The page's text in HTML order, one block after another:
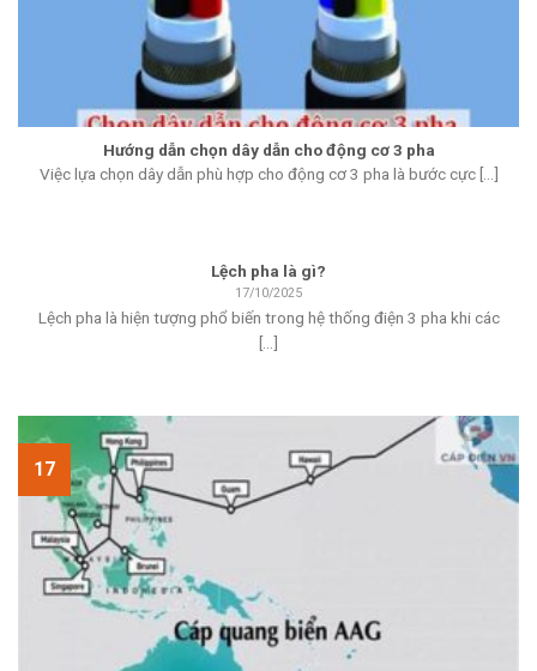
Hướng dẫn chọn dây dẫn cho động cơ 3 pha
Việc lựa chọn dây dẫn phù hợp cho động cơ 3 pha là bước cực [...]
Lệch pha là gì?
17/10/2025
Lệch pha là hiện tượng phổ biến trong hệ thống điện 3 pha khi các
[...]
17